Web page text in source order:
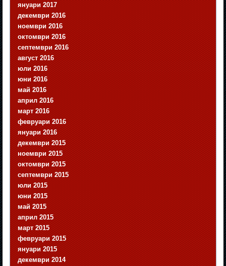
януари 2017
декември 2016
ноември 2016
октомври 2016
септември 2016
август 2016
юли 2016
юни 2016
май 2016
април 2016
март 2016
февруари 2016
януари 2016
декември 2015
ноември 2015
октомври 2015
септември 2015
юли 2015
юни 2015
май 2015
април 2015
март 2015
февруари 2015
януари 2015
декември 2014